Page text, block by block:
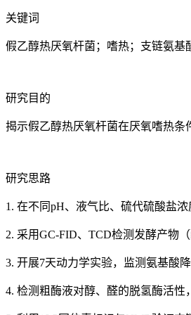
关键词
假乙醇热厌氧杆菌；嗜热；支链氨
研究目的
揭示假乙醇热厌氧杆菌在厌氧嗜热条
研究思路
1. 在不同pH、液气比、硫代硫酸盐
2. 采用GC-FID、TCD检测发酵产物
3. 开展7天动力学实验，监测氨基酸降
4. 检测粗酶液对醇、醛的脱氢酶活性